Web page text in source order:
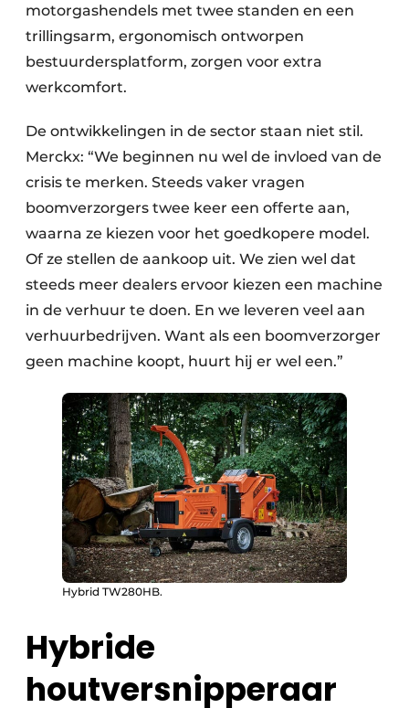
motorgashendels met twee standen en een
trillingsarm, ergonomisch ontworpen
bestuurdersplatform, zorgen voor extra
werkcomfort.
De ontwikkelingen in de sector staan niet stil.
Merckx: “We beginnen nu wel de invloed van de
crisis te merken. Steeds vaker vragen
boomverzorgers twee keer een offerte aan,
waarna ze kiezen voor het goedkopere model.
Of ze stellen de aankoop uit. We zien wel dat
steeds meer dealers ervoor kiezen een machine
in de verhuur te doen. En we leveren veel aan
verhuurbedrijven. Want als een boomverzorger
geen machine koopt, huurt hij er wel een.”
Hybrid TW280HB.
Hybride
houtversnipperaar